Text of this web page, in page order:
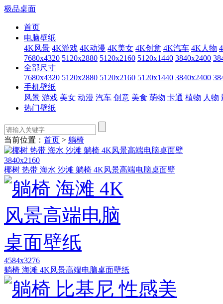
极品桌面
首页
电脑壁纸
4K风景 4K游戏 4K动漫 4K美女 4K创意 4K汽车 4K人物
7680x4320 5120x2880 5120x2160 5120x1440 3840x2400
全部尺寸
7680x4320 5120x2880 5120x2160 5120x1440 3840x2400
手机壁纸
风景 游戏 美女 动漫 汽车 创意 美食 萌物 卡通 植物 人物
热门壁纸
当前位置： 首页 > 躺椅
3840x2160
椰树 热带 海水 沙滩 躺椅 4K风景高端电脑桌面壁
4584x3276
躺椅 海滩 4K风景高端电脑桌面壁纸